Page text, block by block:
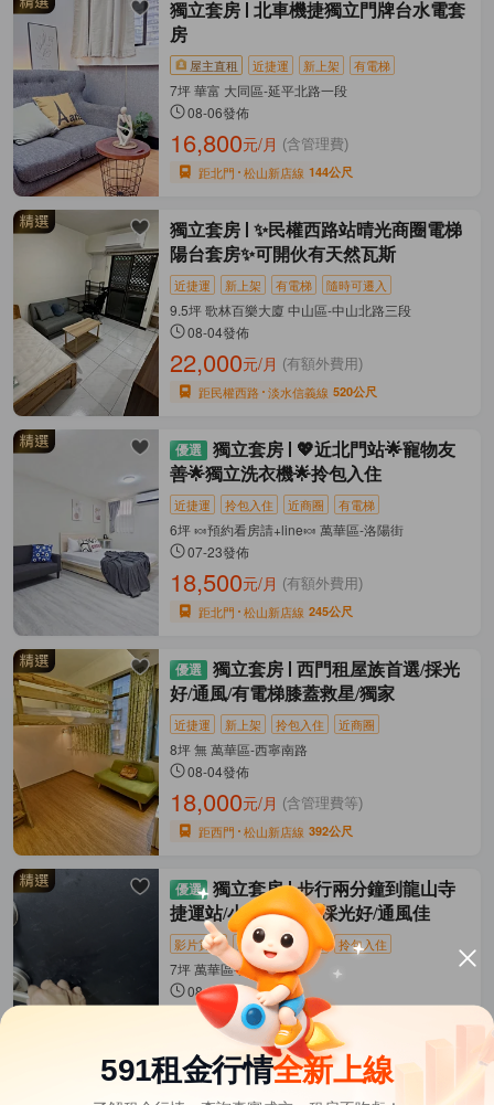
獨立套房
北車機捷獨立門牌台水電套
房
屋主直租 近捷運 新上架 有電梯
7坪 華富 大同區-延平北路一段
08-06發佈
16,800元/月 (含管理費)
距北門 松山新店線 144公尺
獨立套房
✨民權西路站晴光商圈電梯
陽台套房✨可開伙有天然瓦斯
近捷運 新上架 有電梯 隨時可遷入
9.5坪 歌林百樂大廈 中山區-中山北路三段
08-04發佈
22,000元/月 (有額外費用)
距民權西路 淡水信義線 520公尺
獨立套房
💖近北門站🌟寵物友
善🌟獨立洗衣機🌟拎包入住
近捷運 拎包入住 近商圈 有電梯
6坪 🍬預約看房請+line🍬 萬華區-洛陽街
07-23發佈
18,500元/月 (有額外費用)
距北門 松山新店線 245公尺
獨立套房
西門租屋族首選/採光
好/通風/有電梯膝蓋救星/獨家
近捷運 新上架 拎包入住 近商圈
8坪 無 萬華區-西寧南路
08-04發佈
18,000元/月 (含管理費等)
距西門 松山新店線 392公尺
獨立套房
步行兩分鐘到龍山寺
捷運站/小資族首選/採光好/通風佳
影片賞屋 近捷運 新上架 拎包入住
7坪 萬華區-大理街
08-05發佈
14,500元/月 (含管理費等)
距龍山寺 板南線 306公尺
591租金行情全新上線